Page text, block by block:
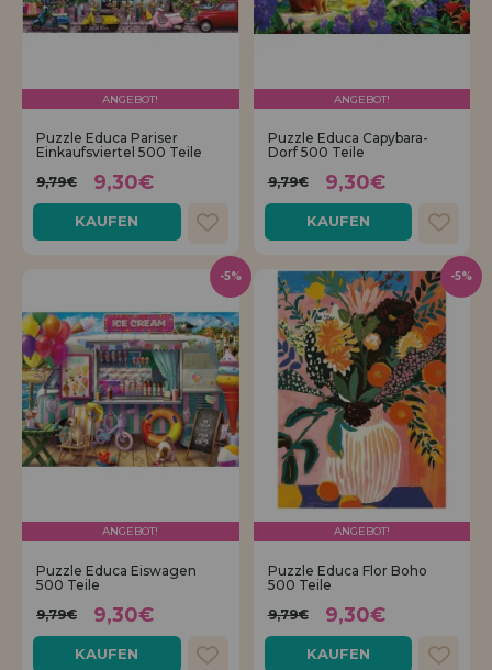
ANGEBOT!
Puzzle Educa Pariser
Einkaufsviertel 500 Teile
9,79€
9,30€
KAUFEN
ANGEBOT!
Puzzle Educa Capybara-
Dorf 500 Teile
9,79€
9,30€
KAUFEN
ANGEBOT!
Puzzle Educa Eiswagen
500 Teile
9,79€
9,30€
KAUFEN
-5%
ANGEBOT!
Puzzle Educa Flor Boho
500 Teile
9,79€
9,30€
KAUFEN
-5%